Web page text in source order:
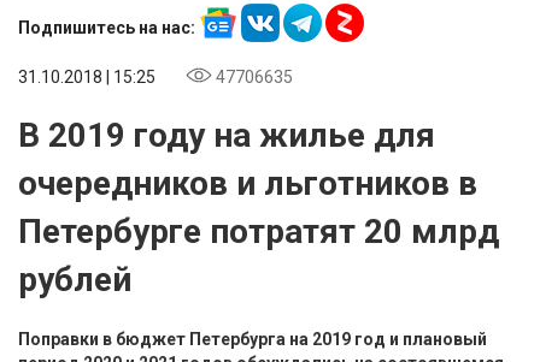
Подпишитесь на нас:
31.10.2018 | 15:25 47706635
В 2019 году на жилье для
очередников и льготников в
Петербурге потратят 20 млрд
рублей
Поправки в бюджет Петербурга на 2019 год и плановый